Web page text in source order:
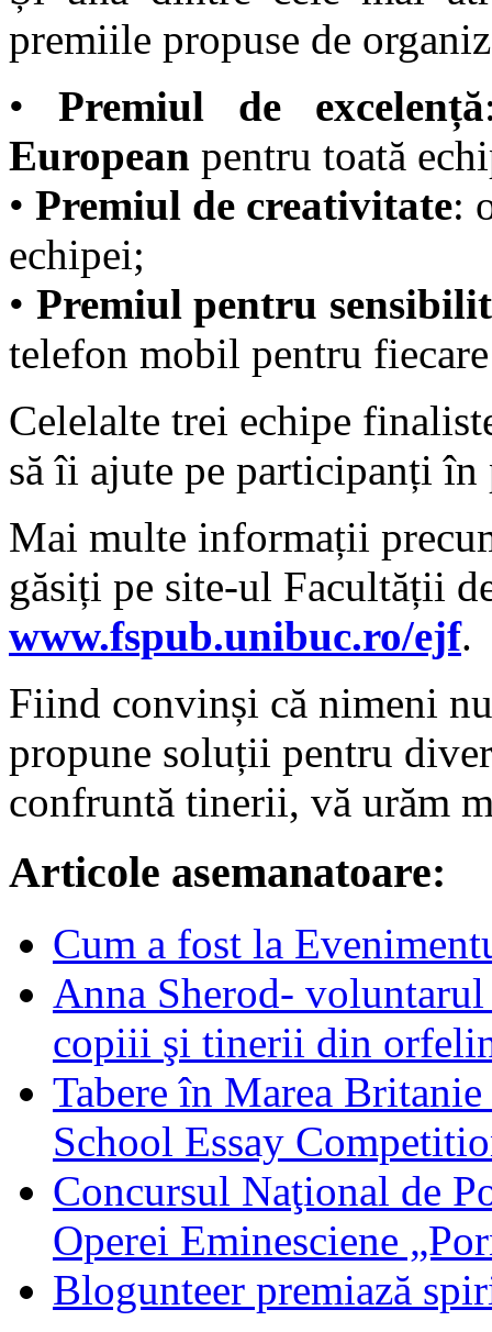
premiile propuse de
• Premiul de excelență
European pentru toată
•Premiul de creativitate:
echipei;
• Premiul pentru
telefon mobil pentru
Celelalte trei echipe
să îi ajute pe participanți
Mai multe informații
găsiți pe site-ul Facultății
www.fspub.unibuc.ro/ejf.
Fiind convinși că nimeni
propune soluții pentru
confruntă tinerii, vă urăm
Articole asemanatoare:
Cum a fost la
Anna Sherod-
copiii şi tinerii din
Tabere în Marea
School Essay
Concursul Naţional de
Operei Eminesciene
Blogunteer premiază